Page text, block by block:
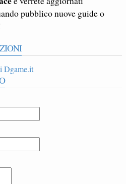
pubblico nuove guide o
Dgame.it